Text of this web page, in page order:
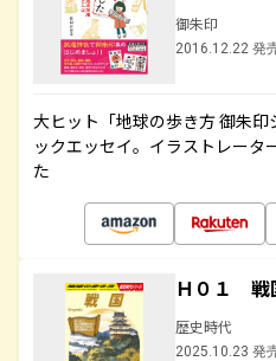
御朱印
2016.12.22 発
大ヒット「地球の歩き方 御朱
ックエッセイ。イラストレータ
た
Ｈ０１ 戦
歴史時代
2025.10.23 発